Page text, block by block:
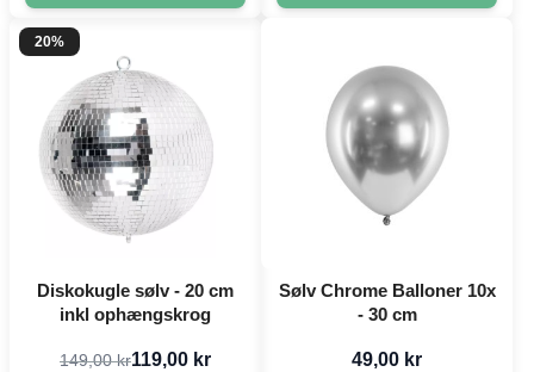
20%
Diskokugle sølv - 20 cm
inkl ophængskrog
149,00 kr119,00 kr
Sølv Chrome Balloner 10x
- 30 cm
49,00 kr